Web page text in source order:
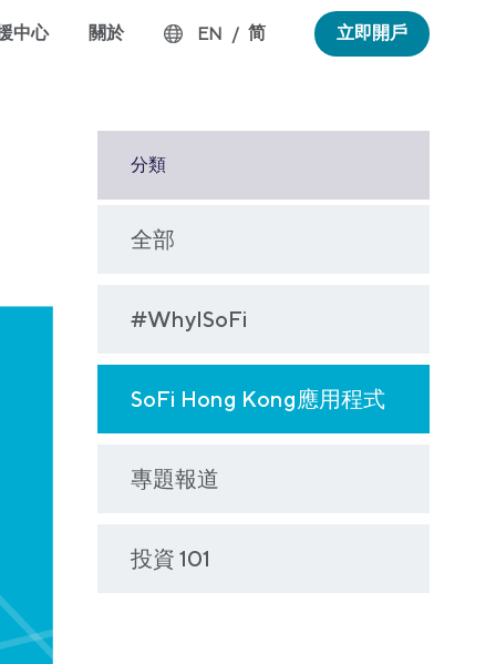
中心 關於 EN / 简 立即開戶
分類
全部
#WhyISoFi
SoFi Hong Kong應用程式
專題報道
投資 101